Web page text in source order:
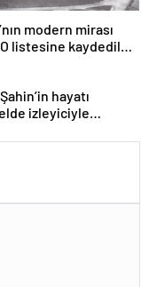
modern mirası
listesine kaydedildi;
listedeki varlık
oldu
hayatı
izleyiciyle